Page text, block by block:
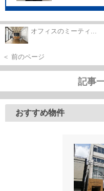
オフィスのミーティ...
＜ 前のページ
記事
おすすめ物件